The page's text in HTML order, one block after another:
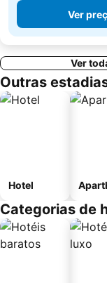
Ver
Ver
Outras
Hotel
Categorias de